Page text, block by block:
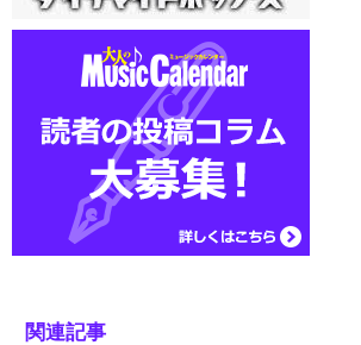
関連記事